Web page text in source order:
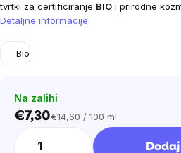
tvrtki za certificiranje BIO i prirodne
Detaljne informacije
Bio
Na zalihi
€7,30Cijena
€14,60 / 100 ml